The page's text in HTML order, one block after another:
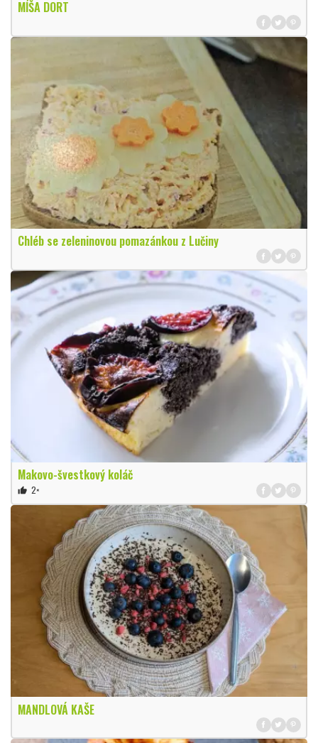
MÍŠA DORT
Chléb se zeleninovou pomazánkou z Lučiny
Makovo-švestkový koláč
thumb_up 2×
MANDLOVÁ KAŠE